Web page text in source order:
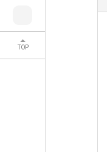
TOP